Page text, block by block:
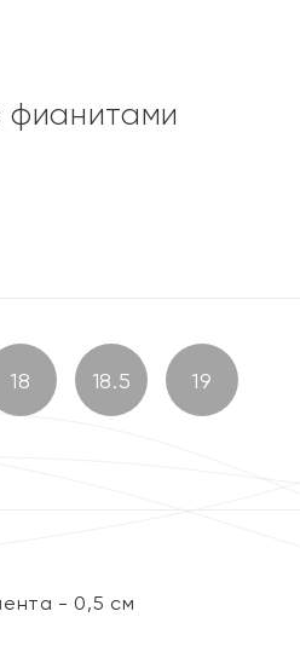
фианитами
18 18.5 19
- 0,5 см